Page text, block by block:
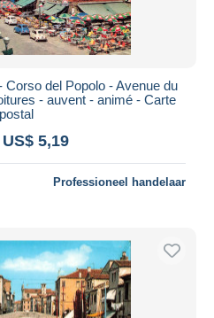
Corso del Popolo - Avenue du
- auvent - animé - Carte
postal
5,19
Professioneel handelaar